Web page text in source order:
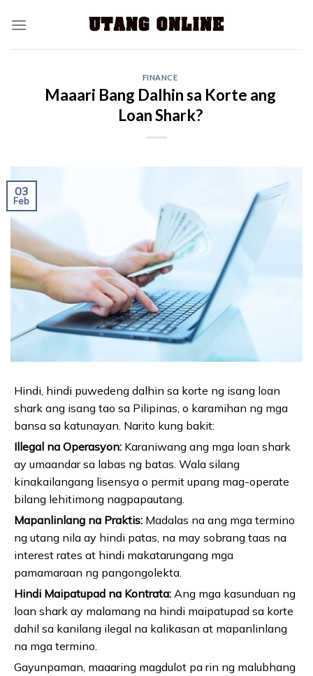
FINANCE
Maaari Bang Dalhin sa Korte ang
Loan Shark?
03
Feb
Hindi, hindi puwedeng dalhin sa korte ng isang loan
shark ang isang tao sa Pilipinas, o karamihan ng mga
bansa sa katunayan. Narito kung bakit:
Illegal na Operasyon: Karaniwang ang mga loan shark
ay umaandar sa labas ng batas. Wala silang
kinakailangang lisensya o permit upang mag-operate
bilang lehitimong nagpapautang.
Mapanlinlang na Praktis: Madalas na ang mga termino
ng utang nila ay hindi patas, na may sobrang taas na
interest rates at hindi makatarungang mga
pamamaraan ng pangongolekta.
Hindi Maipatupad na Kontrata: Ang mga kasunduan ng
loan shark ay malamang na hindi maipatupad sa korte
dahil sa kanilang ilegal na kalikasan at mapanlinlang
na mga termino.
Gayunpaman, maaaring magdulot pa rin ng malubhang